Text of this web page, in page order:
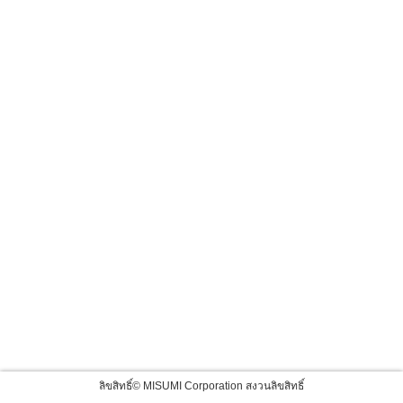
ลิขสิทธิ์© MISUMI Corporation สงวนลิขสิทธิ์